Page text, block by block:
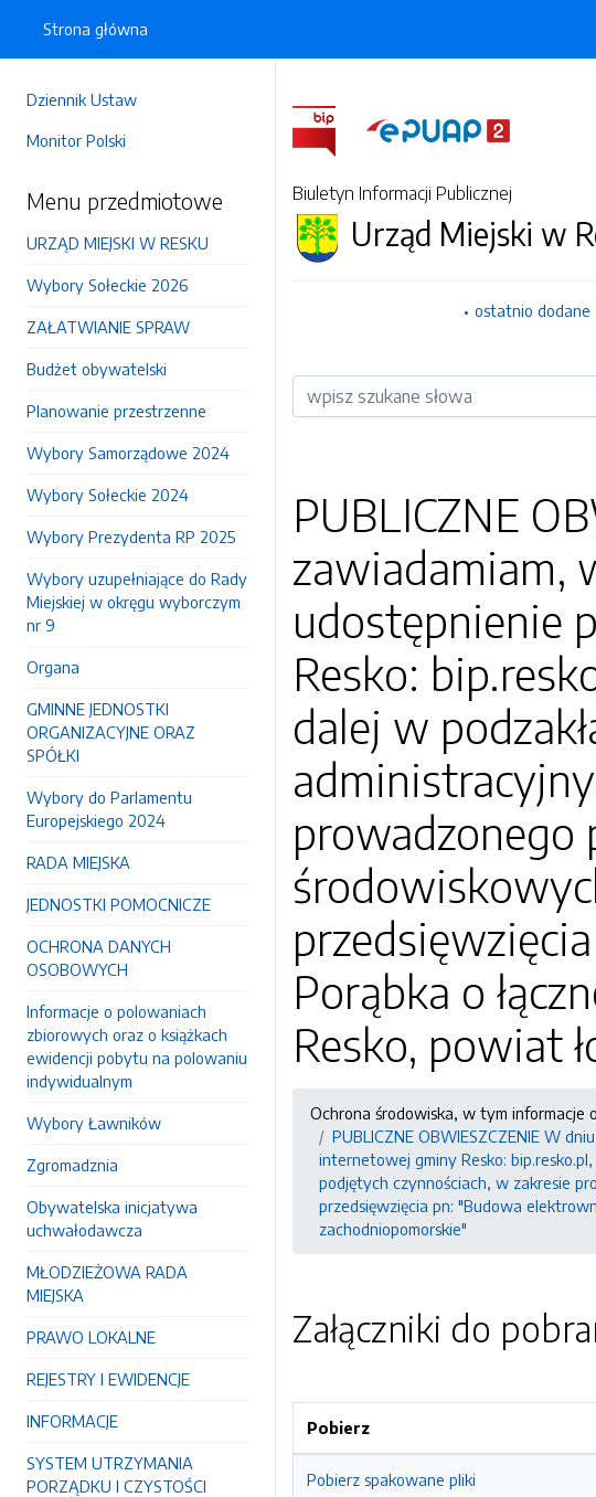
Dziennik Ustaw
Monitor Polski
Menu przedmiotowe
URZĄD MIEJSKI W RESKU
Wybory Sołeckie 2026
ZAŁATWIANIE SPRAW
Budżet obywatelski
Planowanie przestrzenne
Wybory Samorządowe 2024
Wybory Sołeckie 2024
Wybory Prezydenta RP 2025
Wybory uzupełniające do Rady
Miejskiej w okręgu wyborczym
nr 9
Organa
GMINNE JEDNOSTKI
ORGANIZACYJNE ORAZ
SPÓŁKI
Wybory do Parlamentu
Europejskiego 2024
RADA MIEJSKA
JEDNOSTKI POMOCNICZE
OCHRONA DANYCH
OSOBOWYCH
Informacje o polowaniach
zbiorowych oraz o książkach
ewidencji pobytu na polowaniu
indywidualnym
Wybory Ławników
Zgromadznia
Obywatelska inicjatywa
uchwałodawcza
MŁODZIEŻOWA RADA
MIEJSKA
PRAWO LOKALNE
REJESTRY I EWIDENCJE
INFORMACJE
SYSTEM UTRZYMANIA
PORZĄDKU I CZYSTOŚCI
Strona główna
Biuletyn Informacji Publicznej
Urząd Miejski w
ostatnio dodane
Wyszukiwarka
PUBLICZNE
zawiadamiam,
udostępnienie
Resko:
dalej w
Porąbka o
Resko, powiat
Ochrona środowiska, w tym informacje
PUBLICZNE OBWIESZCZENIE W
internetowej gminy Resko:
podjętych czynnościach, w zakresie
przedsięwzięcia pn: "Budowa
zachodniopomorskie"
Załączniki do
Pobierz
Pobierz spakowane pliki